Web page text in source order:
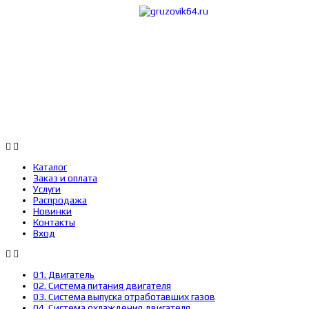
Каталог
Заказ и оплата
Услуги
Распродажа
Новинки
Контакты
Вход
01. Двигатель
02. Система питания двигателя
03. Система выпуска отработавших газов